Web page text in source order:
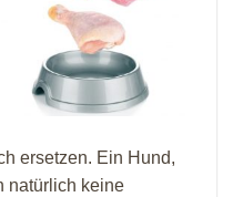
ersetzen. Ein Hund,
natürlich keine